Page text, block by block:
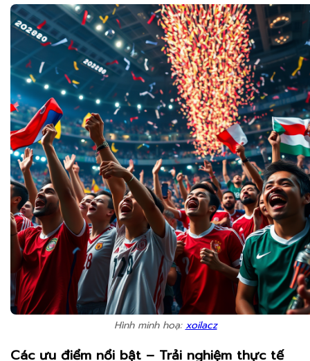
Hình minh hoạ:xoilacz
Các ưu điểm nổi bật – Trải nghiệm thực tế